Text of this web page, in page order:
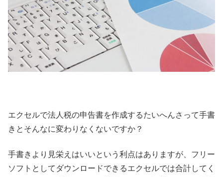
エクセルで法人税の申告書を作成するたいへんさって手書
きとそんなに変わりなくないですか？
手書きより見栄えはいいという利点はありますが、フリー
ソフトとしてダウンロードできるエクセルでは合計してく